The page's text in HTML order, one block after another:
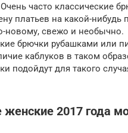
часто классические
платьев на какой-нибудь
новому, свежо и необычно.
брючки рубашками или
каблуков в таком
подойдут для такого
женские 2017 года